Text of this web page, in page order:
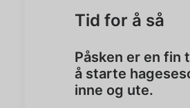
Tid for å så
Påsken er en fin
å starte
inne og ute.